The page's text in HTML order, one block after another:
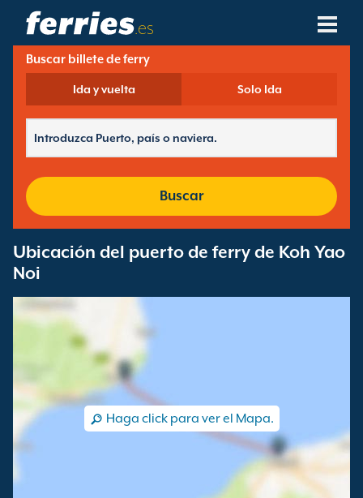
.es
Compañías Navieras
Destinos De Ferries
Puertos De Ferry
Buscar billete de ferry
Ida y vuelta Solo Ida
Buscar
Ubicación del puerto de ferry de Koh Yao
Noi
Haga click para ver el Mapa.